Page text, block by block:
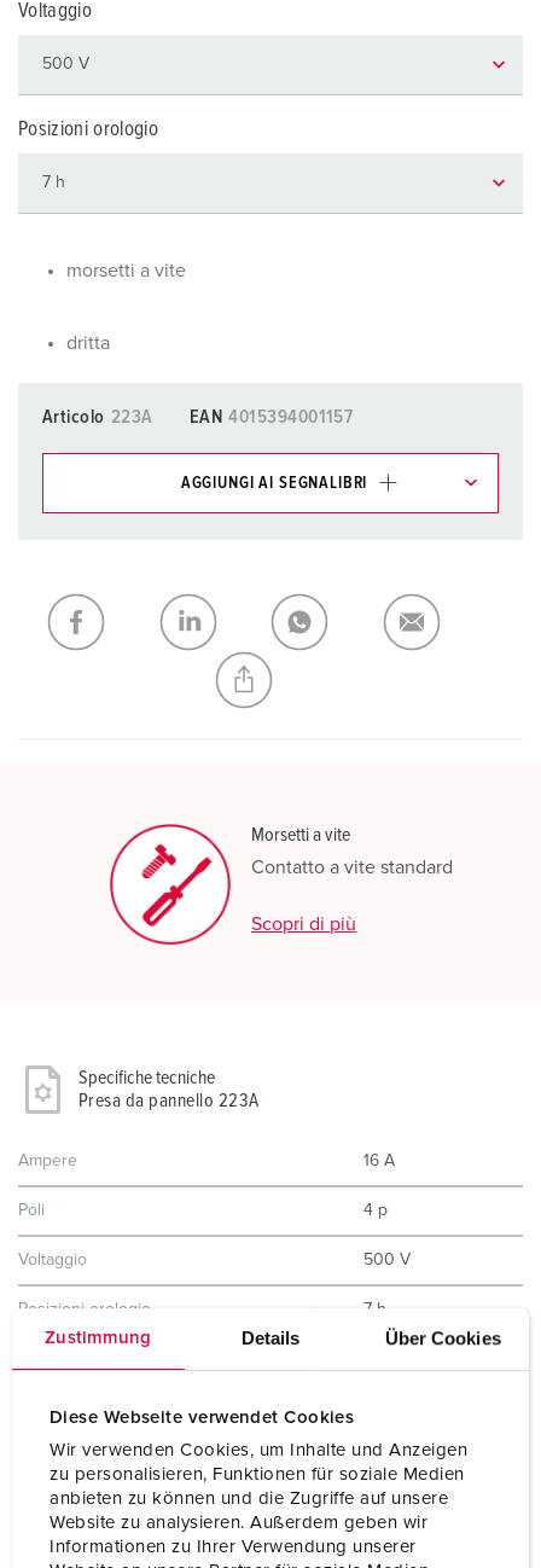
Zustimmung Details Über Cookies
Diese Webseite verwendet Cookies
Wir verwenden Cookies, um Inhalte und Anzeigen
zu personalisieren, Funktionen für soziale Medien
anbieten zu können und die Zugriffe auf unsere
Website zu analysieren. Außerdem geben wir
Informationen zu Ihrer Verwendung unserer
Voltaggio
Posizioni orologio
morsetti a vite
dritta
Articolo 223A EAN 4015394001157
AGGIUNGI AI SEGNALIBRI
CREA NUOVA LISTA
Morsetti a vite
Contatto a vite standard
Scopri di più
Specifiche tecniche
Presa da pannello 223A
Ampere 16 A
Poli 4 p
Voltaggio 500 V
Posizioni orologio 7 h
Tecnologie di collegamento
Contatti standard
Grado di protezione IP67
Flangia 75x75 mm